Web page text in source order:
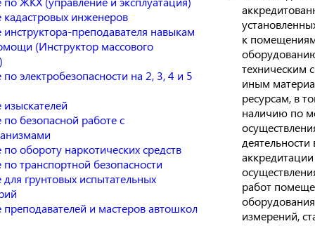
инженеров
преподавателя навыкам
(Инструктор массового
электробезопасности на 2, 3, 4 и 5
безопасной работе с
обороту наркотических средств
транспортной безопасности
грунтовых испытательных
и мастеров автошкол
к
техническим
иным
ресурсам, в
наличию по
деятельности
аккредитации
работ
измерений,